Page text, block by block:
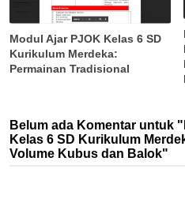
Modul Ajar PJOK Kelas 6 SD
Kurikulum Merdeka:
Permainan Tradisional
Belum ada Komentar untuk
Kelas 6 SD Kurikulum
Volume Kubus dan Balok"